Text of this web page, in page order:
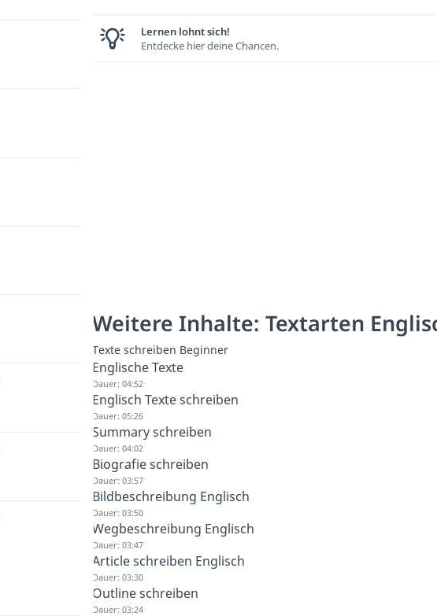
Lernen lohnt sich!
Entdecke hier deine Chancen.
Weitere Inhalte: Textarten
Texte schreiben Beginner
Englische Texte
Dauer: 04:52
Englisch Texte schreiben
Dauer: 05:26
Summary schreiben
Dauer: 04:02
Biografie schreiben
Dauer: 03:57
Bildbeschreibung Englisch
Dauer: 03:50
Wegbeschreibung Englisch
Dauer: 03:47
Article schreiben Englisch
Dauer: 03:30
Outline schreiben
Dauer: 03:24